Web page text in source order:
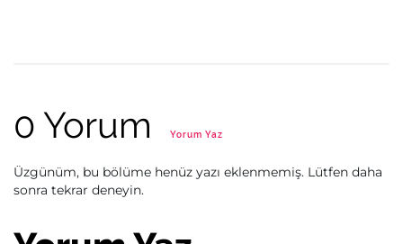
0 Yorum Yorum Yaz
Üzgünüm, bu bölüme henüz yazı eklenmemiş. Lütfen daha
sonra tekrar deneyin.